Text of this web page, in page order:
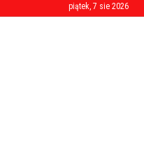
piątek, 7 sie 2026